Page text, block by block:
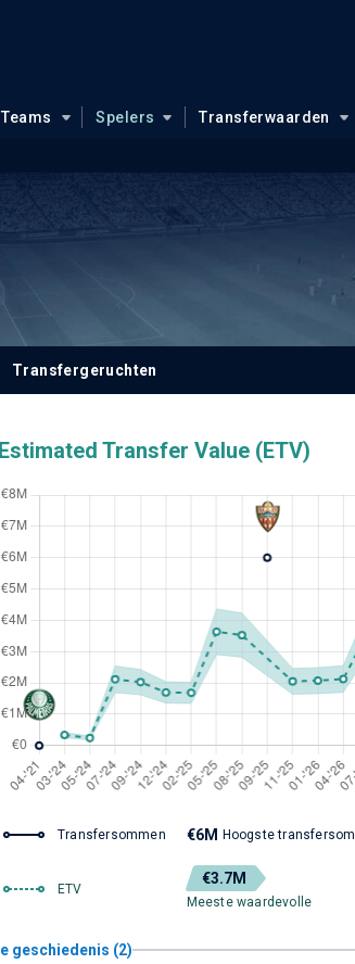
Teams Spelers Transferwaarden
Transfergeruchten
Estimated Transfer Value (ETV)
Transfersommen €6M Hoogste transfersom
ETV
€3.7M
Meeste waardevolle
geschiedenis (2)